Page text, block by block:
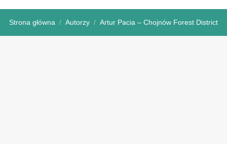
Strona główna Autorzy Artur Pacia – Chojnów Forest District